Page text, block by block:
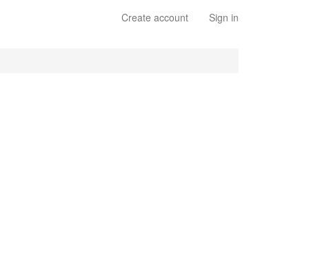
Create account Sign in